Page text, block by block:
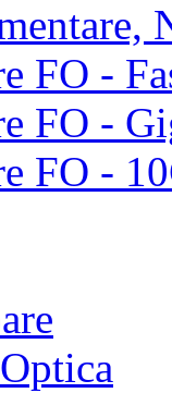
FO -
FO -
FO -